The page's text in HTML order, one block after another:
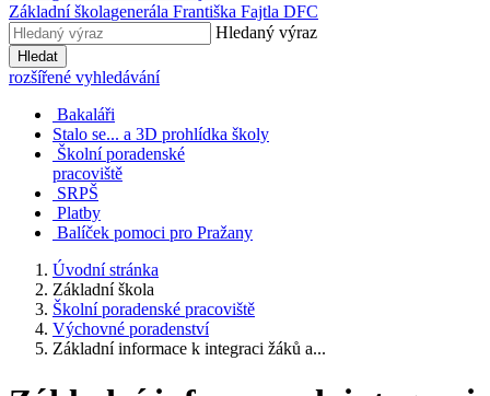
Základní školagenerála Františka Fajtla DFC
Hledaný výraz
Hledat
rozšířené vyhledávání
Bakaláři
Stalo se... a 3D prohlídka školy
Školní poradenské
pracoviště
SRPŠ
Platby
Balíček pomoci pro Pražany
Úvodní stránka
Základní škola
Školní poradenské pracoviště
Výchovné poradenství
Základní informace k integraci žáků a...